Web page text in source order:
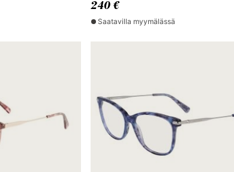
240 €
Saatavilla myymälässä